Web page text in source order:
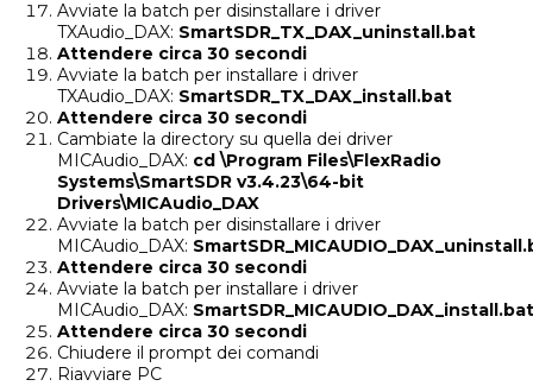
Avviate la batch per disinstallare i driver
TXAudio_DAX: SmartSDR_TX_DAX_uninstall.bat
Attendere circa 30 secondi
Avviate la batch per installare i driver
TXAudio_DAX: SmartSDR_TX_DAX_install.bat
Attendere circa 30 secondi
Cambiate la directory su quella dei driver
MICAudio_DAX: cd \Program Files\FlexRadio
Systems\SmartSDR v3.4.23\64-bit
Drivers\MICAudio_DAX
Avviate la batch per disinstallare i driver
MICAudio_DAX:
Attendere circa 30 secondi
Avviate la batch per installare i driver
MICAudio_DAX: SmartSDR_MICAUDIO_DAX_install.bat
Attendere circa 30 secondi
Chiudere il prompt dei comandi
Riavviare PC